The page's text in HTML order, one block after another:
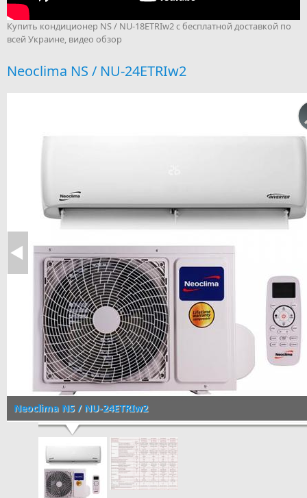
Купить кондиционер NS / NU-18ETRIw2 с бесплатной доставкой по
всей Украине, видео обзор
Neoclima NS / NU-24ETRIw2
Neoclima NS / NU-24ETRIw2